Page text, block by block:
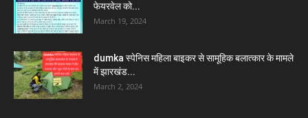
फेयरवेल को...
March 19, 2024
dumka स्पेनिस महिला बाइकर से सामूहिक बलात्कार के मामले
में झारखंड...
March 2, 2024